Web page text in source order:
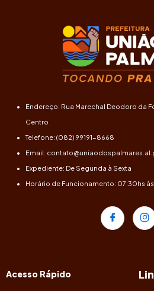
Endereço: Rua Marechal Deodoro da
Centro
Telefone: (082) 99191-8668
Email:
Expediente: De Segunda à Sexta
Horário de Funcionamento: 07:30hs às
Acesso Rápido